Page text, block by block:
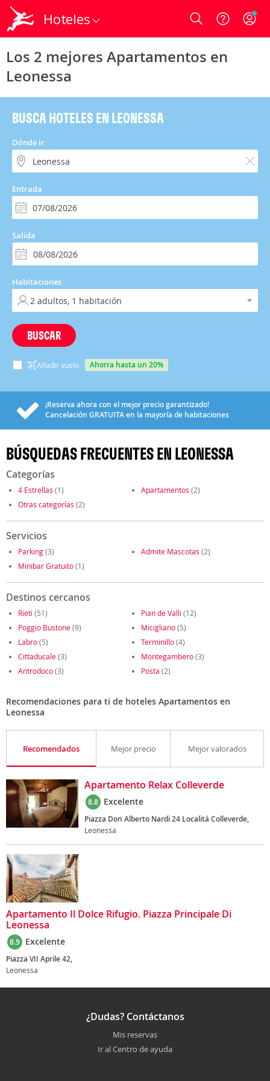
Hoteles Login
Los 2 mejores Apartamentos en
Leonessa
BUSCA HOTELES EN LEONESSA
Dónde ir
Entrada
Salida
Habitaciones
BUSCAR
Añadir vuelo ahorra hasta un 20%
¡Reserva ahora con el mejor precio garantizado!
Cancelación GRATUITAen la mayoría de habitaciones
BÚSQUEDAS FRECUENTES EN LEONESSA
Categorías
4 Estrellas (1) Apartamentos (2)
Otras categorías (2)
Servicios
Parking(3) Admite Mascotas (2)
Minibar Gratuito(1)
Destinos cercanos
Rieti (51) Pian de Valli (12)
Poggio Bustone(9) Micigliano(5)
Labro(5) Terminillo(4)
Cittaducale(3) Montegambero(3)
Antrodoco(3) Posta (2)
Recomendaciones para ti de hoteles Apartamentos en
Leonessa
Recomendados Mejor precio Mejor valorados
Apartamento Relax Colleverde
8.8 Excelente
Piazza Don Alberto Nardi 24 Località Colleverde,
Leonessa
Apartamento Il Dolce Rifugio. Piazza Principale Di
Leonessa
8.9 Excelente
Piazza VII Aprile 42,
Leonessa
¿Dudas? Contáctanos
Mis reservas
Ir al Centro de ayuda